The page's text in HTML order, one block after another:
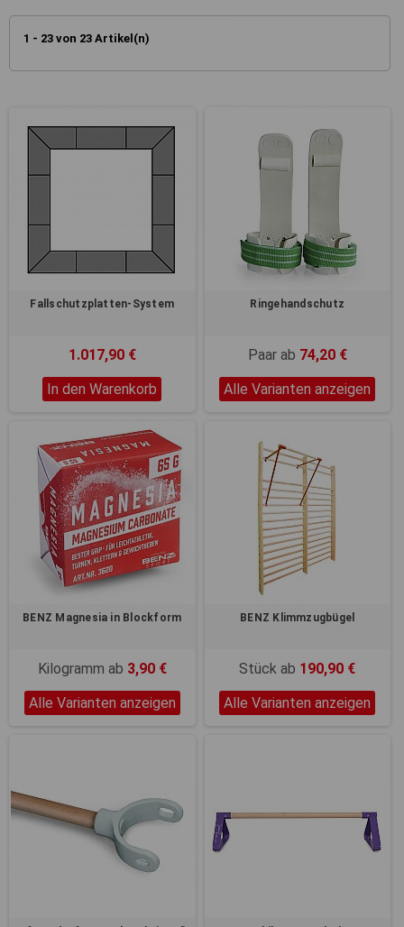
eine individuelle Auswahl
treffen und erteilte
Einwilligungen jederzeit für
die Zukunft widerrufen.
Einstellungs- und
Widerspruchsmöglichkeiten,
erhalten Sie in unserer
Registerkarten auf der linken
Einstellungen anzupassen.
1 - 23 von 23 Artikel(n)
Fallschutzplatten-System
1.017,90 €
In den Warenkorb
Ringehandschutz
Paar ab 74,20 €
Alle Varianten anzeigen
BENZ Magnesia in Blockform
Kilogramm ab 3,90 €
Alle Varianten anzeigen
BENZ Klimmzugbügel
Stück ab 190,90 €
Alle Varianten anzeigen